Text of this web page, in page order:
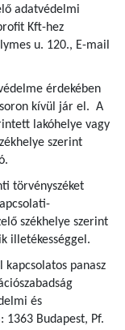
adatvédelmi
Kft-hez
u. 120., E-mail
érdekében
kívül jár el. A
lakóhelye vagy
szerint
törvényszéket
székhelye szerint
illetékességgel.
kapcsolatos panasz
és
1363 Budapest, Pf.